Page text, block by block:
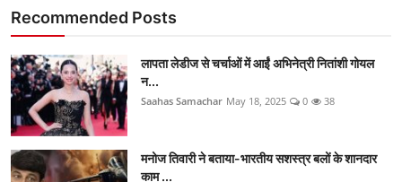
Recommended Posts
लापता लेडीज से चर्चाओं में आईं अभिनेत्री नितांशी गोयल
न...
Saahas Samachar May 18, 2025 0 38
मनोज तिवारी ने बताया-भारतीय सशस्त्र बलों के शानदार
काम ...